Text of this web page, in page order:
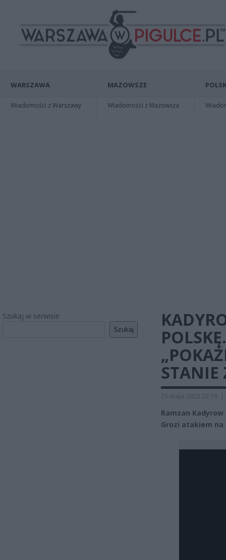
WARSZAWA
Wiadomości z Warszawy
MAZOWSZE
Wiadomości z Mazowsza
Szukaj w serwisie
Szukaj
STANIE
25 maja 2022 22:19 |
Ramzan
Grozi atakiem na